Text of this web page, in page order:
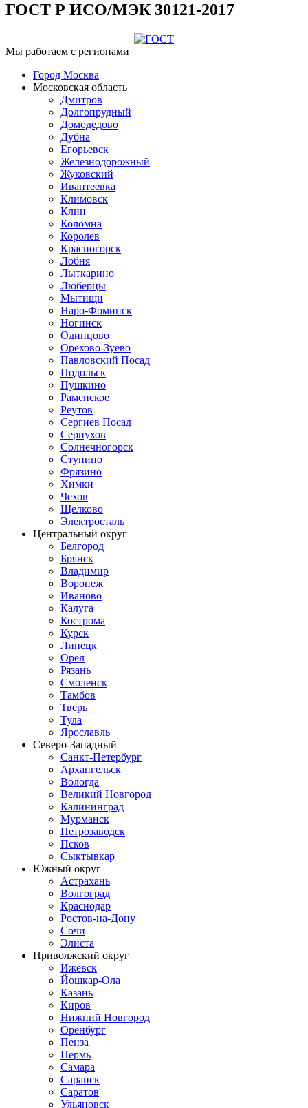
ГОСТ Р ИСО/МЭК 30121-2017
Мы работаем с регионами
Город Москва
Московская область
Дмитров
Долгопрудный
Домодедово
Дубна
Егорьевск
Железнодорожный
Жуковский
Ивантеевка
Климовск
Клин
Коломна
Королев
Красногорск
Лобня
Лыткарино
Люберцы
Мытищи
Наро-Фоминск
Ногинск
Одинцово
Орехово-Зуево
Павловский Посад
Подольск
Пушкино
Раменское
Реутов
Сергиев Посад
Серпухов
Солнечногорск
Ступино
Фрязино
Химки
Чехов
Щелково
Электросталь
Центральный округ
Белгород
Брянск
Владимир
Воронеж
Иваново
Калуга
Кострома
Курск
Липецк
Орел
Рязань
Смоленск
Тамбов
Тверь
Тула
Ярославль
Северо-Западный
Санкт-Петербург
Архангельск
Вологда
Великий Новгород
Калининград
Мурманск
Петрозаводск
Псков
Сыктывкар
Южный округ
Астрахань
Волгоград
Краснодар
Ростов-на-Дону
Сочи
Элиста
Приволжский округ
Ижевск
Йошкар-Ола
Казань
Киров
Нижний Новгород
Оренбург
Пенза
Пермь
Самара
Саранск
Саратов
Ульяновск